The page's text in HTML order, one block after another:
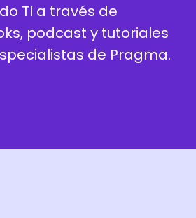
TI a través de
podcast y tutoriales
de Pragma.